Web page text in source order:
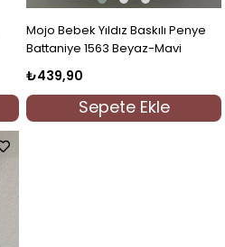
Mojo Bebek Yıldız Baskılı Penye
Battaniye 1563 Beyaz-Mavi
₺439,90
Sepete Ekle